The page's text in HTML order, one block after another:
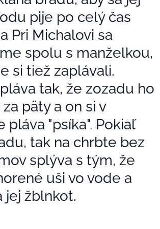
pije po celý čas
Pri Michalovi sa
spolu s manželkou,
si tiež zaplávali.
tak, že zozadu ho
päty a on si v
pláva "psíka". Pokiaľ
tak na chrbte bez
splýva s tým, že
uši vo vode a
jej žblnkot.